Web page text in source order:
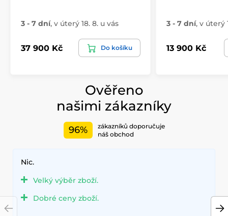
3 - 7 dní, v úterý 18. 8. u vás
37 900 Kč Do košíku
3 - 7 dní, v úterý
13 900 Kč
Ověřeno
našimi zákazníky
96%
zákazníků doporučuje
náš obchod
Nic.
Velký výběr zboží.
Dobré ceny zboží.